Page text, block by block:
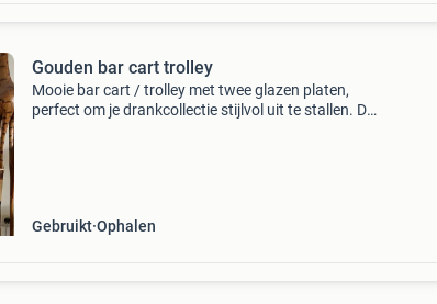
Gouden bar cart trolley
Mooie bar cart / trolley met twee glazen platen,
perfect om je drankcollectie stijlvol uit te stallen. De
Gebruikt Ophalen